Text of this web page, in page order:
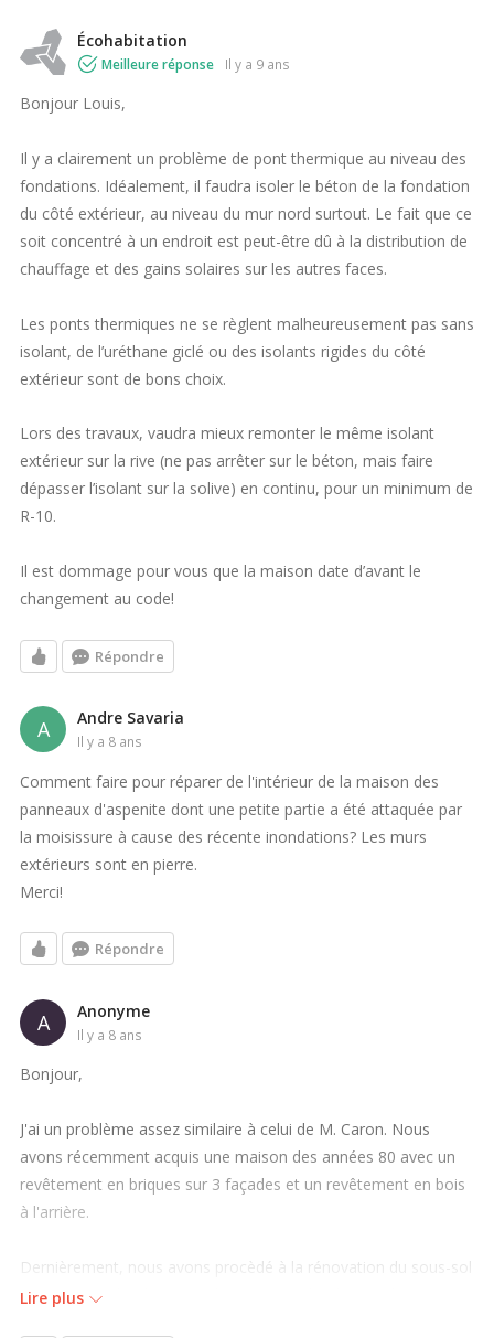
Écohabitation
Meilleure réponse il y a 9 ans
Bonjour Louis,
Il y a clairement un problème de pont thermique au niveau des
fondations. Idéalement, il faudra isoler le béton de la fondation
du côté extérieur, au niveau du mur nord surtout. Le fait que ce
soit concentré à un endroit est peut-être dû à la distribution de
chauffage et des gains solaires sur les autres faces.
Les ponts thermiques ne se règlent malheureusement pas sans
isolant, de l’uréthane giclé ou des isolants rigides du côté
extérieur sont de bons choix.
Lors des travaux, vaudra mieux remonter le même isolant
extérieur sur la rive (ne pas arrêter sur le béton, mais faire
dépasser l’isolant sur la solive) en continu, pour un minimum de
R-10.
Il est dommage pour vous que la maison date d’avant le
changement au code!
Répondre
A Andre Savaria
il y a 8 ans
Comment faire pour réparer de l'intérieur de la maison des
panneaux d'aspenite dont une petite partie a été attaquée par
la moisissure à cause des récente inondations? Les murs
extérieurs sont en pierre.
Merci!
Répondre
A Anonyme
il y a 8 ans
Bonjour,
J'ai un problème assez similaire à celui de M. Caron. Nous
avons récemment acquis une maison des années 80 avec un
revêtement en briques sur 3 façades et un revêtement en bois
à l'arrière.
Dernièrement, nous avons procèdé à la rénovation du sous-sol
et en retirant l'isolation sur le mur situé du côté nord, nous
Lire plus